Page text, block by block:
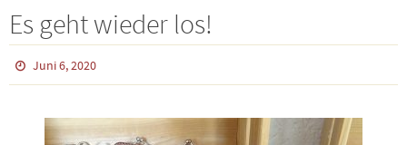
Es geht wieder los!
Juni 6, 2020